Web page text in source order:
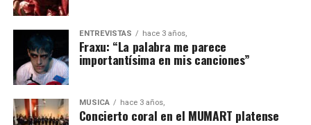
ENTREVISTAS hace 3 años,
Fraxu: “La palabra me parece
importantísima en mis canciones”
MÚSICA hace 3 años,
Concierto coral en el MUMART platense